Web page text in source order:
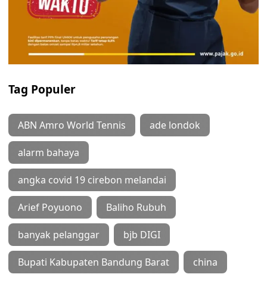
Tag Populer
ABN Amro World Tennis ade londok
alarm bahaya
angka covid 19 cirebon melandai
Arief Poyuono Baliho Rubuh
banyak pelanggar bjb DIGI
Bupati Kabupaten Bandung Barat china